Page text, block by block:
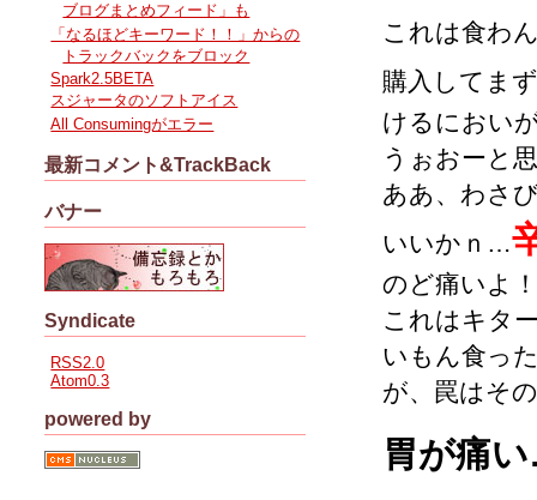
これは食わ
購入してま
けるにおい
うぉおーと
ああ、わさ
いいかｎ…
のど痛いよ！
これはキタ
いもん食っ
が、罠はそ
胃が痛
ブログまとめフィード」も
「なるほどキーワード！！」からの
トラックバックをブロック
Spark2.5BETA
スジャータのソフトアイス
All Consumingがエラー
最新コメント&TrackBack
バナー
Syndicate
RSS2.0
Atom0.3
powered by